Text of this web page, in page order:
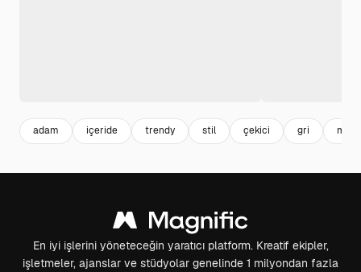
adam içeride trendy stil çekici gri
En iyi işlerini yöneteceğin yaratıcı platform. Kreatif ekipler,
işletmeler, ajanslar ve stüdyolar genelinde 1 milyondan fazla